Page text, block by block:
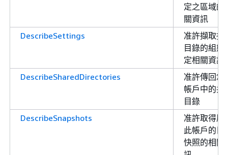
定之區域的
關資訊
DescribeSettings
准許擷取指
目錄的組態
定相關資訊
DescribeSharedDirectories
准許傳回您
帳戶中的共
目錄
DescribeSnapshots
准許取得屬
此帳戶的目
快照的相關